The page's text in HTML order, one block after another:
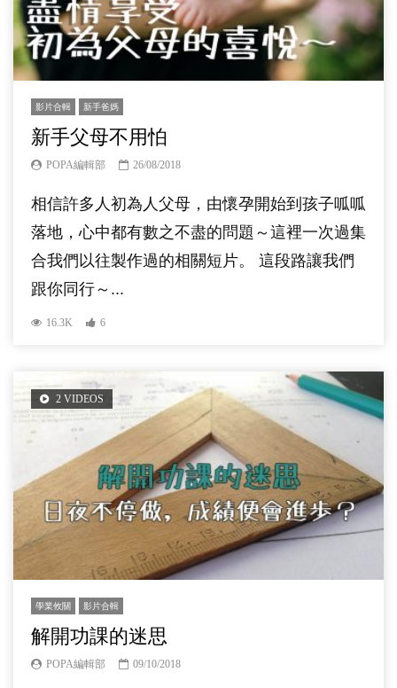
影片合輯 新手爸媽
新手父母不用怕
POPA編輯部 26/08/2018
相信許多人初為人父母，由懷孕開始到孩子呱呱
落地，心中都有數之不盡的問題～這裡一次過集
合我們以往製作過的相關短片。 這段路讓我們
跟你同行～...
16.3K 6
2 VIDEOS
學業攸關 影片合輯
解開功課的迷思
POPA編輯部 09/10/2018